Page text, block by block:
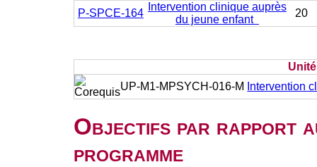
P-SPCE-164
Intervention clinique auprès
du jeune enfant
20
UP-M1-MPSYCH-016-M
Intervention
Objectifs par rapport
programme